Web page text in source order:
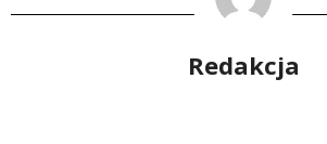
Redakcja